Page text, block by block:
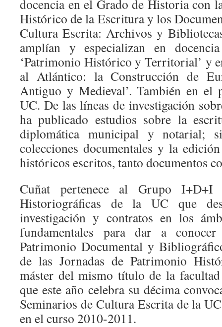
docencia en el Grado de Historia con
Histórico de la Escritura y los
Cultura Escrita: Archivos y
amplían y especializan en
‘Patrimonio Histórico y Territorial’ y
al Atlántico: la Construcción de
Antiguo y Medieval’. También en el
UC. De las líneas de investigación
ha publicado estudios sobre la
diplomática municipal y notarial;
colecciones documentales y la
históricos escritos, tanto documentos
Cuñat pertenece al Grupo I+D+I
Historiográficas de la UC que
investigación y contratos en los
fundamentales para dar a
Patrimonio Documental y
de las Jornadas de Patrimonio
máster del mismo título de la
que este año celebra su décima
Seminarios de Cultura Escrita de la
en el curso 2010-2011.